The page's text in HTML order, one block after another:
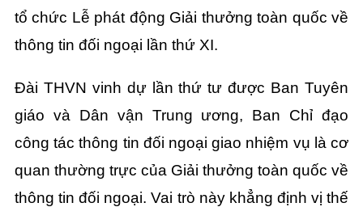
tổ chức Lễ phát động Giải thưởng toàn quốc về
thông tin đối ngoại lần thứ XI.
Đài THVN vinh dự lần thứ tư được Ban Tuyên
giáo và Dân vận Trung ương, Ban Chỉ đạo
công tác thông tin đối ngoại giao nhiệm vụ là cơ
quan thường trực của Giải thưởng toàn quốc về
thông tin đối ngoại. Vai trò này khẳng định vị thế